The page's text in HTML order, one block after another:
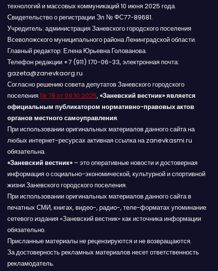
технологий и массовых коммуникаций 10 июня 2025 года.
Свидетельство о регистрации Эл № ФС77-89681.
Учредитель: администрация Заневского городского поселения
Всеволожского муниципального района Ленинградской области.
Главный редактор: Елена Юрьевна Голованова.
Телефон редакции +7 (911) 170-06-33, электронная почта:
gazeta@zanevkaorg.ru
Согласно решению совета депутатов Заневского городского
поселения № 78 от 09.10.2025, «Заневский вестник» является
официальным публикатором нормативно-правовых актов
органов местного самоуправления.
При использовании оригинальных материалов данного сайта на
любых интернет-ресурсах активная ссылка на zanevkasmi.ru
обязательна.
«Заневский вестник» – это оперативные новости и достоверная
информация о социально-экономической, культурной и спортивной
жизни Заневского городского поселения.
При использовании оригинальных материалов данного сайта в
печатных СМИ, книгах, видео-, радио-, теле-форматах упоминание
сетевого издания «Заневский вестник» как источника информации
обязательно.
Присланные материалы не рецензируются и не возвращаются.
За достоверность рекламных материалов несет ответственность
рекламодатель.